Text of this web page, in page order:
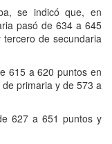
se indicó que, en
pasó de 634 a 645
de secundaria
615 a 620 puntos en
primaria y de 573 a
627 a 651 puntos y